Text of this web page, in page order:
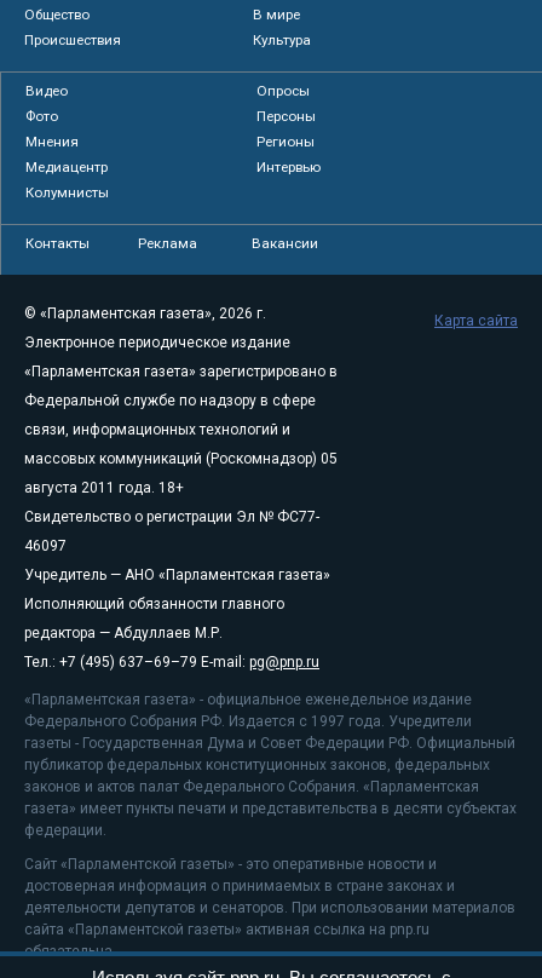
Общество
В мире
Происшествия
Культура
Видео
Опросы
Фото
Персоны
Мнения
Регионы
Медиацентр
Интервью
Колумнисты
Контакты Реклама Вакансии
© «Парламентская газета», 2026 г.
Электронное периодическое издание
«Парламентская газета» зарегистрировано в
Федеральной службе по надзору в сфере
связи, информационных технологий и
массовых коммуникаций (Роскомнадзор) 05
августа 2011 года. 18+
Свидетельство о регистрации Эл № ФС77-
46097
Учредитель — АНО «Парламентская газета»
Исполняющий обязанности главного
редактора — Абдуллаев М.Р.
Тел.: +7 (495) 637–69–79 E-mail: pg@pnp.ru
«Парламентская газета» - официальное еженедельное издание
Федерального Собрания РФ. Издается с 1997 года. Учредители
газеты - Государственная Дума и Совет Федерации РФ. Официальный
публикатор федеральных конституционных законов, федеральных
законов и актов палат Федерального Собрания. «Парламентская
газета» имеет пункты печати и представительства в десяти субъектах
федерации.
Сайт «Парламентской газеты» - это оперативные новости и
достоверная информация о принимаемых в стране законах и
деятельности депутатов и сенаторов. При использовании материалов
сайта «Парламентской газеты» активная ссылка на pnp.ru
обязательна.
Карта сайта